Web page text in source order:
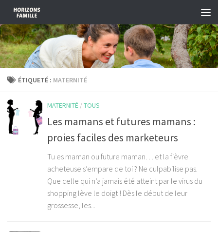
Skip to content
ÉTIQUETÉ : MATERNITÉ
MATERNITÉ /TOUS
Les mamans et futures mamans :
proies faciles des marketeurs
Tu es maman ou future maman… et la fièvre
acheteuse s’empare de toi ? Ne culpabilise pas.
Que celle qui n’a jamais été atteint par le virus du
shopping lève le doigt ! Dès le début de leur
grossesse, les...